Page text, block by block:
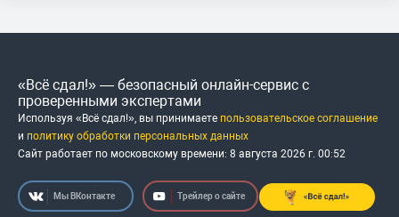
«Всё сдал!» — безопасный онлайн-сервис с
проверенными экспертами
Используя «Всё сдал!», вы принимаете пользовательское соглашение
и политику обработки персональных данных
Сайт работает по московскому времени: 8 августа 2026 г. 00:52
Мы ВКонтакте Трейлер о сайте